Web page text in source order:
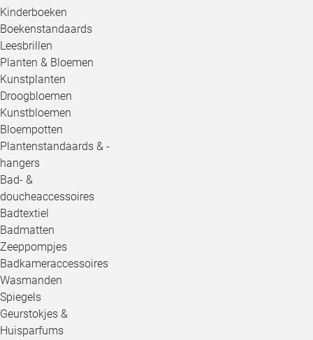
Kinderboeken
Boekenstandaards
Leesbrillen
Planten & Bloemen
Kunstplanten
Droogbloemen
Kunstbloemen
Bloempotten
Plantenstandaards & -
hangers
Bad- &
doucheaccessoires
Badtextiel
Badmatten
Zeeppompjes
Badkameraccessoires
Wasmanden
Spiegels
Geurstokjes &
Huisparfums